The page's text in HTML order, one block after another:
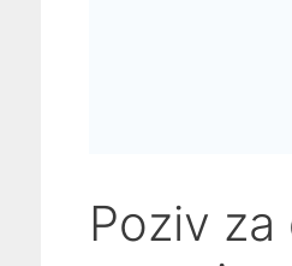
Poziv